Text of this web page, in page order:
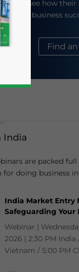
to see how their
your business
Us Find
India
are packed full
doing business in
India Market Entry
Safeguarding Your
Webinar |
2026 | 2:30 PM India
Vietnam / 5:00 PM
Asia!